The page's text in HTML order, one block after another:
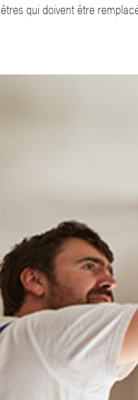
qui doivent être